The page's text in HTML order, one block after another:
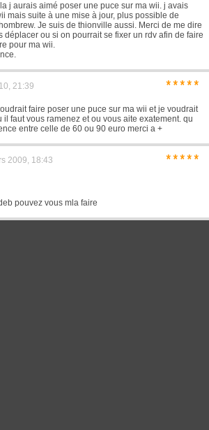
j aurais aimé poser une puce sur ma wii. j avais
mais suite à une mise à jour, plus possible de
Je suis de thionville aussi. Merci de me dire
déplacer ou si on pourrait se fixer un rdv afin de faire
pour ma wii.
21:39 *****
faire poser une puce sur ma wii et je voudrait
il faut vous ramenez et ou vous aite exatement. qu
entre celle de 60 ou 90 euro merci a +
2009, 18:43 *****
pouvez vous mla faire